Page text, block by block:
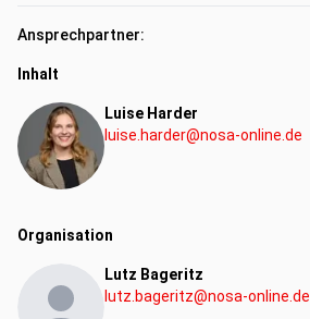
Ansprechpartner:
Inhalt
Luise Harder
luise.harder@nosa-online.de
Organisation
Lutz Bageritz
lutz.bageritz@nosa-online.de